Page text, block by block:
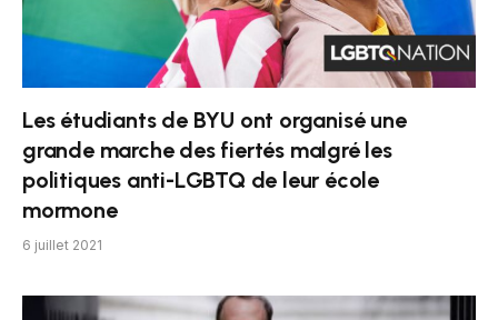
Les étudiants de BYU ont organisé une
grande marche des fiertés malgré les
politiques anti-LGBTQ de leur école
mormone
6 juillet 2021